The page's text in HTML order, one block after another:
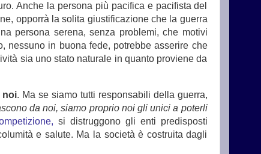
Anche la persona più pacifica e pacifista del
opporrà la solita giustificazione che la guerra
persona serena, senza problemi, che motivi
nessuno in buona fede, potrebbe asserire che
sia uno stato naturale in quanto proviene da
noi. Ma se siamo tutti responsabili della guerra,
da noi, siamo proprio noi gli unici a poterli
si distruggono gli enti predisposti
e salute. Ma la società è costruita dagli